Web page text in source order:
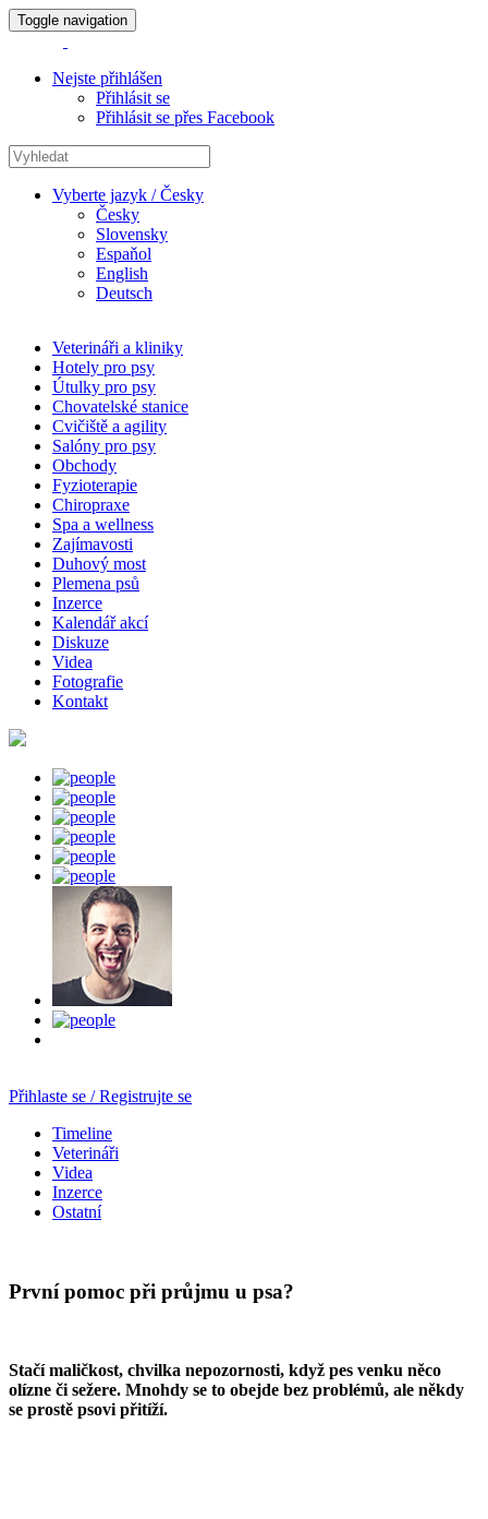
Toggle navigation
Nejste přihlášen
Přihlásit se
Přihlásit se přes Facebook
Vyberte jazyk / Česky
Česky
Slovensky
Espaňol
English
Deutsch
Veterináři a kliniky
Hotely pro psy
Útulky pro psy
Chovatelské stanice
Cvičiště a agility
Salóny pro psy
Obchody
Fyzioterapie
Chiropraxe
Spa a wellness
Zajímavosti
Duhový most
Plemena psů
Inzerce
Kalendář akcí
Diskuze
Videa
Fotografie
Kontakt
Přihlaste se / Registrujte se
Timeline
Veterináři
Videa
Inzerce
Ostatní
První pomoc při průjmu u psa?
Stačí maličkost, chvilka nepozornosti, když pes venku něco
olízne či sežere. Mnohdy se to obejde bez problémů, ale někdy
se prostě psovi přitíží.